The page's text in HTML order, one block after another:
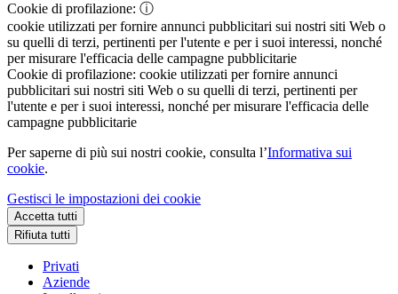
Cookie di profilazione: ⓘ
cookie utilizzati per fornire annunci pubblicitari sui nostri siti Web o
su quelli di terzi, pertinenti per l'utente e per i suoi interessi, nonché
per misurare l'efficacia delle campagne pubblicitarie
Cookie di profilazione: cookie utilizzati per fornire annunci
pubblicitari sui nostri siti Web o su quelli di terzi, pertinenti per
l'utente e per i suoi interessi, nonché per misurare l'efficacia delle
campagne pubblicitarie
Per saperne di più sui nostri cookie, consulta l’Informativa sui
cookie.
Gestisci le impostazioni dei cookie
Accetta tutti
Rifiuta tutti
Privati
Aziende